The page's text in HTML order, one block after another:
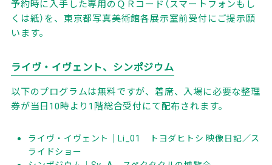
予約時に入手した専用のＱＲコード（スマートフォンもし
くは紙）を、東京都写真美術館各展示室前受付にご提示願
います。
ライヴ・イヴェント、シンポジウム
以下のプログラムは無料ですが、着席、入場に必要な整理
券が当日10時より1階総合受付にて配布されます。
ライヴ・イヴェント｜Li_01 トヨダヒトシ 映像日記／ス
ライドショー